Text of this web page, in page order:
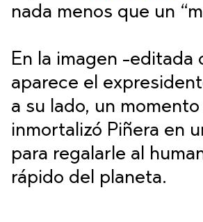
nada menos que un
En la imagen -editada
aparece el
a su lado, un
inmortalizó Piñera en
para regalarle al
rápido del planeta.